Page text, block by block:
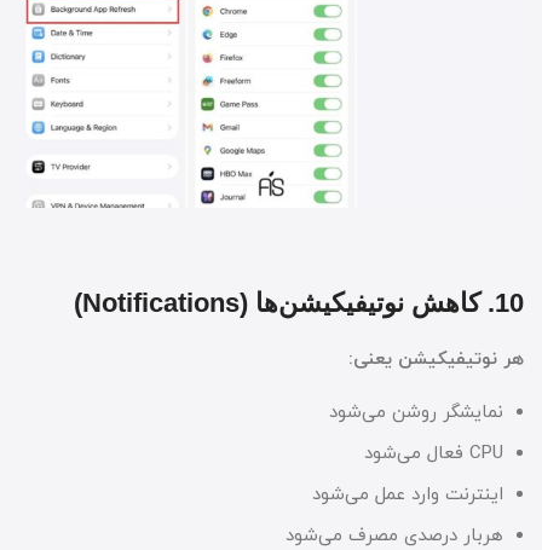
10. کاهش نوتیفیکیشن‌ها (Notifications)
هر نوتیفیکیشن یعنی:
نمایشگر روشن می‌شود
CPU فعال می‌شود
اینترنت وارد عمل می‌شود
هربار درصدی مصرف می‌شود